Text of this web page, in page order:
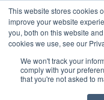
This website stores cookies
improve your website
you, both on this website
cookies we use, see our
We won't track your
comply with your
that you're not asked to
Professione d'acquisto